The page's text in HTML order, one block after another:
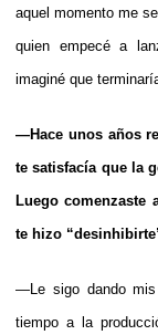
aquel momento me
quien empecé a
imaginé que
—Hace unos años
te satisfacía que la
Luego comenzaste
te hizo
—Le sigo dando
tiempo a la